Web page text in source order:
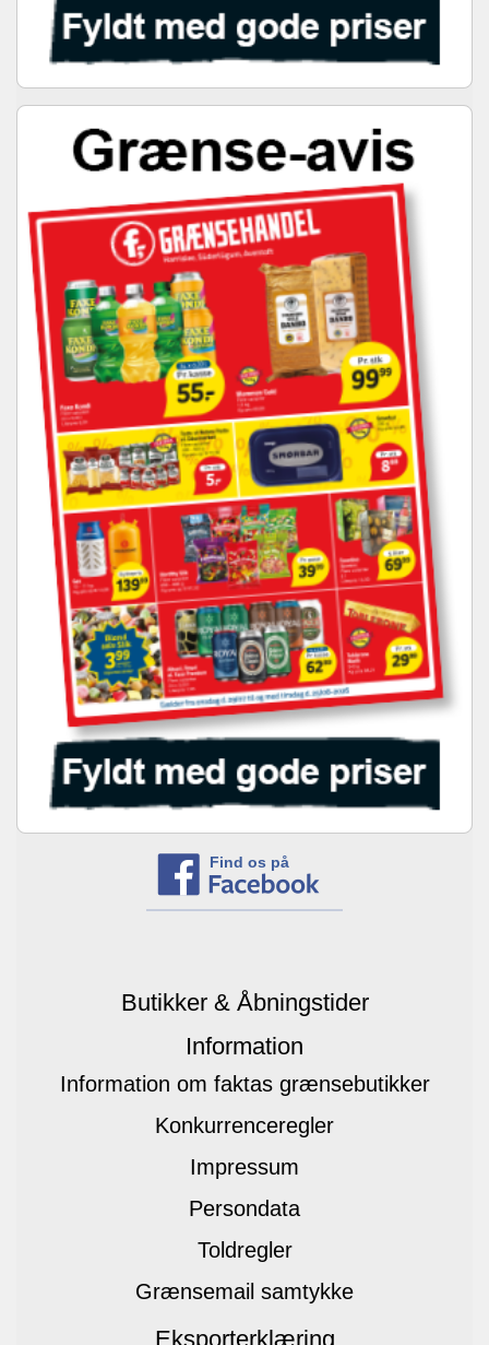
Find os på
Butikker & Åbningstider
Information
Information om faktas grænsebutikker
Konkurrenceregler
Impressum
Persondata
Toldregler
Grænsemail samtykke
Eksporterklæring